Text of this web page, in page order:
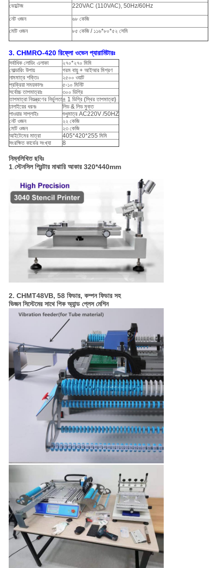
ভোল্টেজ
220VAC (110VAC), 50Hz/60Hz
নেট ওজন
৬৮ কেজি
মোট ওজন
৮৫ কেজি / ১১৬*৮০*৫২ সেমি
3. CHMRO-420 রিফ্লো ওভেন প্যারামিটারঃ
সর্বাধিক লোডিং এলাকা
২৭০*২৭০ মিমি
সোল্ডারিং উপায়
গরম বায়ু + আইআর মিশ্রণ
নামমাত্র শক্তিঃ
২৫০০ ওয়াট
প্রক্রিয়া সময়কালঃ
৫-১০ মিনিট
সর্বোচ্চ তাপমাত্রাঃ
৩০০ ডিগ্রি
তাপমাত্রা নিয়ন্ত্রণের নির্ভুলতা± 1 ডিগ্রি (স্থির তাপমাত্রা)
ঢালাইয়ের ধরনঃ
লিড & লিড মুক্ত
পাওয়ার সাপ্লাইঃ
শুধুমাত্র AC220V /50HZ
নেট ওজন
২২ কেজি
মোট ওজন
২৩ কেজি
আইটেমের মাত্রা
405*420*255 মিমি
সংরক্ষিত কার্ভের সংখ্যা
8
নিম্নলিখিত ছবিঃ
1.স্টেনসিল প্রিন্টার মাঝারি আকার 320*440mm
2. CHMT48VB, 58 ফিডার, কম্পন ফিডার সহ
ভিজন সিস্টেমের সাথে পিক অ্যান্ড প্লেস মেশিন